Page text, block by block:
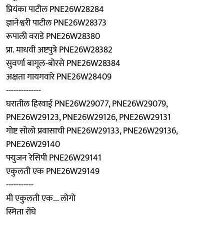
प्रियंका पाटील PNE26W28284
ज्ञानेश्वरी पाटील PNE26W28373
रूपाली वराडे PNE26W28380
प्रा. माधवी अष्टपुत्रे PNE26W28382
सुवर्णा बागूल-बोरसे PNE26W28384
अक्षता गायगवारे PNE26W28409
--------------
घरातील हिरवाई PNE26W29077, PNE26W29079,
PNE26W29123, PNE26W29126, PNE26W29131
गोष्ट सोलो प्रवासाची PNE26W29133, PNE26W29136,
PNE26W29140
फ्युजन रेसिपी PNE26W29141
एकुलती एक PNE26W29149
-----------
मी एकुलती एक... लोगो
स्मिता रोंघे